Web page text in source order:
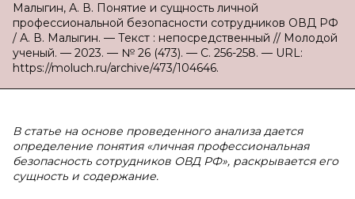
Малыгин, А. В. Понятие и сущность личной
профессиональной безопасности сотрудников ОВД РФ
/ А. В. Малыгин. — Текст : непосредственный // Молодой
ученый. — 2023. — № 26 (473). — С. 256-258. — URL:
https://moluch.ru/archive/473/104646.
В статье на основе проведенного анализа дается
определение понятия «личная профессиональная
безопасность сотрудников ОВД РФ», раскрывается его
сущность и содержание.